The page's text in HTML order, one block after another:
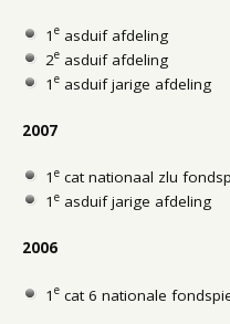
1 easduif afdeling
2easduif afdeling
1 easduif jarige afdeling
2007
1 ecat nationaal zlu
1 easduif jarige afdeling
2006
1 ecat 6 nationale